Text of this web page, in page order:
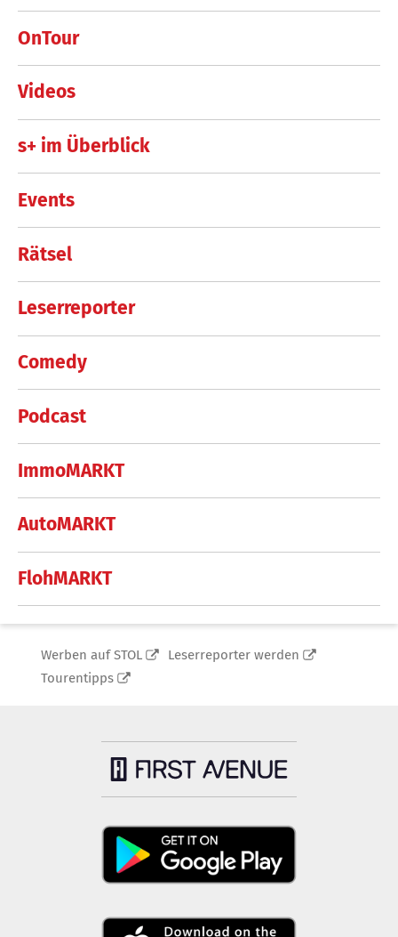
OnTour
Videos
s+ im Überblick
Events
Rätsel
Leserreporter
Comedy
Podcast
ImmoMARKT
AutoMARKT
FlohMARKT
Werben auf STOL
Leserreporter werden
Tourentipps